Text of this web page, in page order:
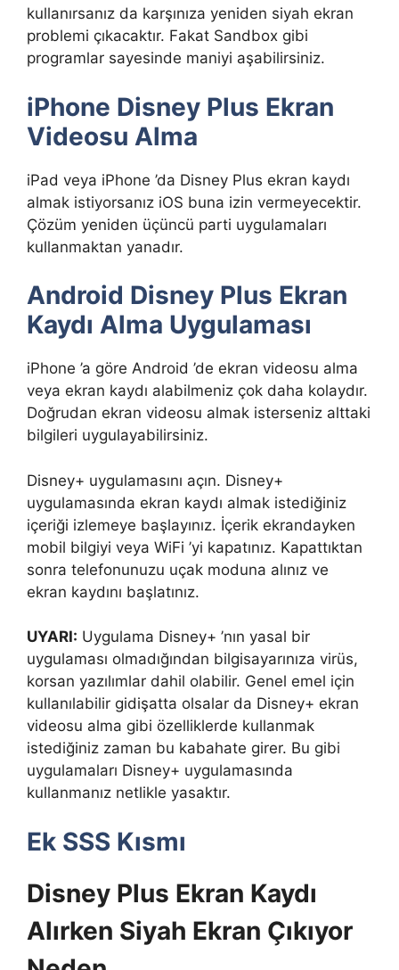
kullanırsanız da karşınıza yeniden siyah ekran
problemi çıkacaktır. Fakat Sandbox gibi
programlar sayesinde maniyi aşabilirsiniz.
iPhone Disney Plus Ekran
Videosu Alma
iPad veya iPhone ’da Disney Plus ekran kaydı
almak istiyorsanız iOS buna izin vermeyecektir.
Çözüm yeniden üçüncü parti uygulamaları
kullanmaktan yanadır.
Android Disney Plus Ekran
Kaydı Alma Uygulaması
iPhone ’a göre Android ’de ekran videosu alma
veya ekran kaydı alabilmeniz çok daha kolaydır.
Doğrudan ekran videosu almak isterseniz alttaki
bilgileri uygulayabilirsiniz.
Disney+ uygulamasını açın. Disney+
uygulamasında ekran kaydı almak istediğiniz
içeriği izlemeye başlayınız. İçerik ekrandayken
mobil bilgiyi veya WiFi ’yi kapatınız. Kapattıktan
sonra telefonunuzu uçak moduna alınız ve
ekran kaydını başlatınız.
UYARI: Uygulama Disney+ ’nın yasal bir
uygulaması olmadığından bilgisayarınıza virüs,
korsan yazılımlar dahil olabilir. Genel emel için
kullanılabilir gidişatta olsalar da Disney+ ekran
videosu alma gibi özelliklerde kullanmak
istediğiniz zaman bu kabahate girer. Bu gibi
uygulamaları Disney+ uygulamasında
kullanmanız netlikle yasaktır.
Ek SSS Kısmı
Disney Plus Ekran Kaydı
Alırken Siyah Ekran Çıkıyor